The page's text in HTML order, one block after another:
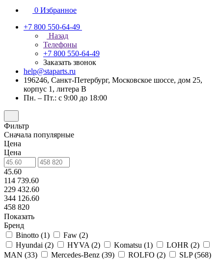
0 Избранное
+7 800 550-64-49
Назад
Телефоны
+7 800 550-64-49
Заказать звонок
help@staparts.ru
196246, Санкт-Петербург, Московское шоссе, дом 25,
корпус 1, литера В
Пн. – Пт.: с 9:00 до 18:00
Фильтр
Сначала популярные
Цена
Цена
45.60
114 739.60
229 432.60
344 126.60
458 820
Показать
Бренд
Binotto (1) Faw (2)
Hyundai (2) HYVA (2) Komatsu (1) LOHR (2)
MAN (33) Mercedes-Benz (39) ROLFO (2) SLP (568)